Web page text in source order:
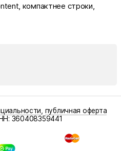
компактнее строки,
публичная оферта
360408359441